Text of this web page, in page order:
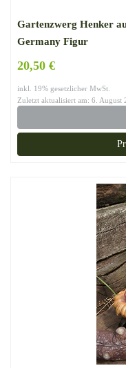
Gartenzwerg Henker
Germany Figur
20,50 €
inkl. 19% gesetzlicher MwSt.
Zuletzt aktualisiert am: 6. August